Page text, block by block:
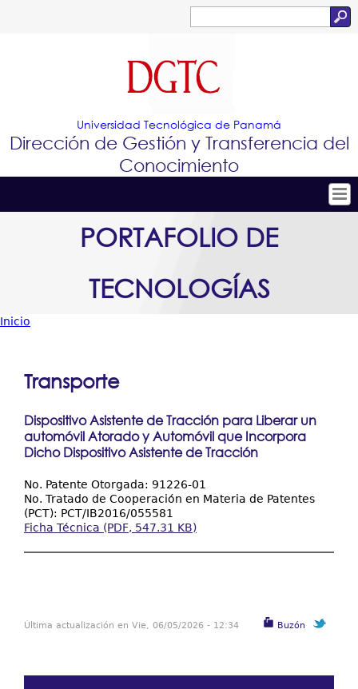
Jump to navigation
de
búsqueda
Universidad Tecnológica de Panamá
Dirección de Gestión y Transferencia del
Conocimiento
Inicio
Conoce e Innova
Portafolio de Tecnologías
Contáctenos
PORTAFOLIO DE
TECNOLOGÍAS
está
Inicio
Transporte
Dispositivo Asistente de Tracción para Liberar un
automóvil Atorado y Automóvil que Incorpora
Dicho Dispositivo Asistente de Tracción
No. Patente Otorgada: 91226-01
No. Tratado de Cooperación en Materia de Patentes
(PCT): PCT/IB2016/055581
Ficha Técnica (PDF, 547.31 KB)
Buzón
Última actualización en Vie, 06/05/2026 - 12:34